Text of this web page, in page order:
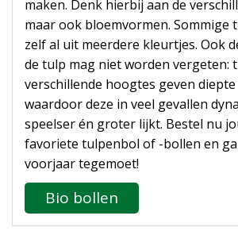
maken. Denk hierbij aan de
maar ook bloemvormen. Sommige
zelf al uit meerdere kleurtjes. Ook
de tulp mag niet worden vergeten:
verschillende hoogtes geven
waardoor deze in veel gevallen
speelser én groter lijkt. Bestel nu
favoriete tulpenbol of -bollen en
voorjaar tegemoet!
Bio bollen